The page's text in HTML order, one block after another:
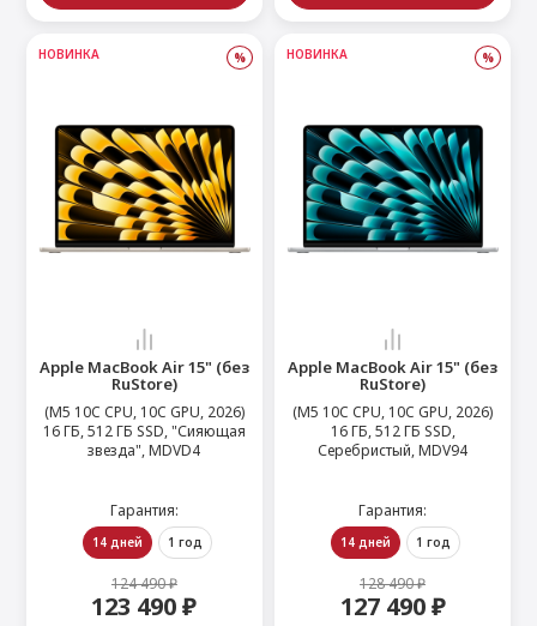
НОВИНКА %
Apple MacBook Air 15" (без
RuStore)
(M5 10C CPU, 10C GPU, 2026)
16 ГБ, 512 ГБ SSD, "Сияющая
звезда", MDVD4
Гарантия:
14 дней 1 год
124 490 ₽
123 490 ₽
НОВИНКА %
Apple MacBook Air 15" (без
RuStore)
(M5 10C CPU, 10C GPU, 2026)
16 ГБ, 512 ГБ SSD,
Серебристый, MDV94
Гарантия:
14 дней 1 год
128 490 ₽
127 490 ₽